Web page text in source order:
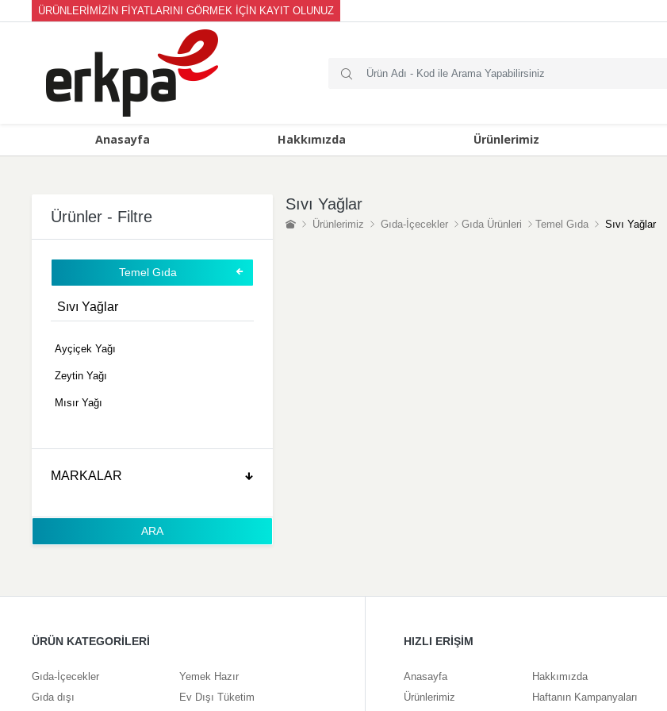
ÜRÜNLERİMİZİN FİYATLARINI GÖRMEK İÇİN KAYIT OLUNUZ
Anasayfa Hakkımızda Ürünlerimiz
Ürünler - Filtre
Temel Gıda
Sıvı Yağlar
Ayçiçek Yağı
Zeytin Yağı
Mısır Yağı
MARKALAR
ARA
Sıvı Yağlar
Ürünlerimiz Gıda-İçecekler Gıda Ürünleri Temel Gıda Sıvı Yağlar
ÜRÜN KATEGORİLERİ
Gıda-İçecekler
Yemek Hazır
Gıda dışı
Ev Dışı Tüketim
HIZLI ERİŞİM
Anasayfa
Ürünlerimiz
Hakkımızda
Haftanın Kampanyaları